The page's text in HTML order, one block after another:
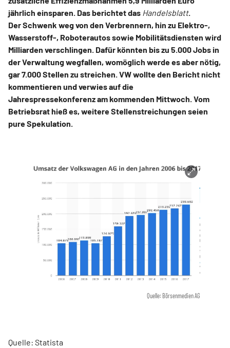
jährlich einsparen. Das berichtet das Handelsblatt.
Der Schwenk weg von den Verbrennern, hin zu Elektro-,
Wasserstoff-, Roboterautos sowie Mobilitätsdiensten wird
Milliarden verschlingen. Dafür könnten bis zu 5.000 Jobs in
der Verwaltung wegfallen, womöglich werde es aber nötig,
gar 7.000 Stellen zu streichen. VW wollte den Bericht nicht
kommentieren und verwies auf die
Jahrespressekonferenz am kommenden Mittwoch. Vom
Betriebsrat hieß es, weitere Stellenstreichungen seien
pure Spekulation.
Quelle: Börsenmedien AG
Quelle: Statista